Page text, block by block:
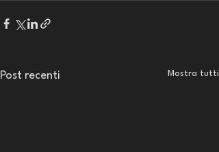
Post recenti Mostra tutti